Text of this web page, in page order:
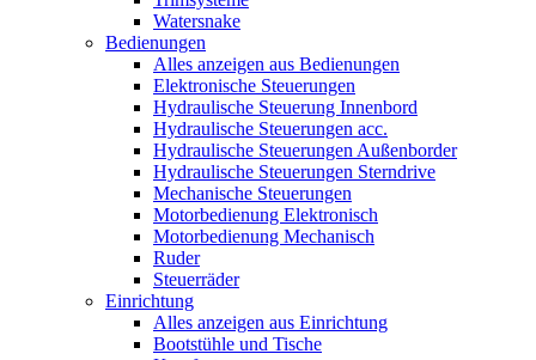
Watersnake
Bedienungen
Alles anzeigen aus Bedienungen
Elektronische Steuerungen
Hydraulische Steuerung Innenbord
Hydraulische Steuerungen acc.
Hydraulische Steuerungen Außenborder
Hydraulische Steuerungen Sterndrive
Mechanische Steuerungen
Motorbedienung Elektronisch
Motorbedienung Mechanisch
Ruder
Steuerräder
Einrichtung
Alles anzeigen aus Einrichtung
Bootstühle und Tische